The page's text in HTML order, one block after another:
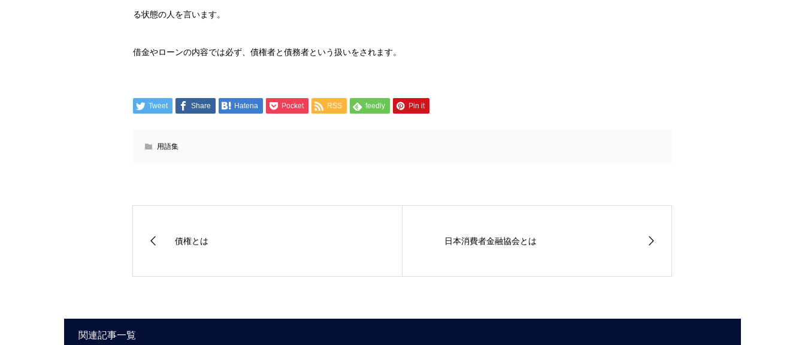
る状態の人を言います。
借金やローンの内容では必ず、債権者と債務者という扱いをされます。
Tweet Share Hatena Pocket RSS feedly Pin it
用語集
債権とは 日本消費者金融協会とは
関連記事一覧